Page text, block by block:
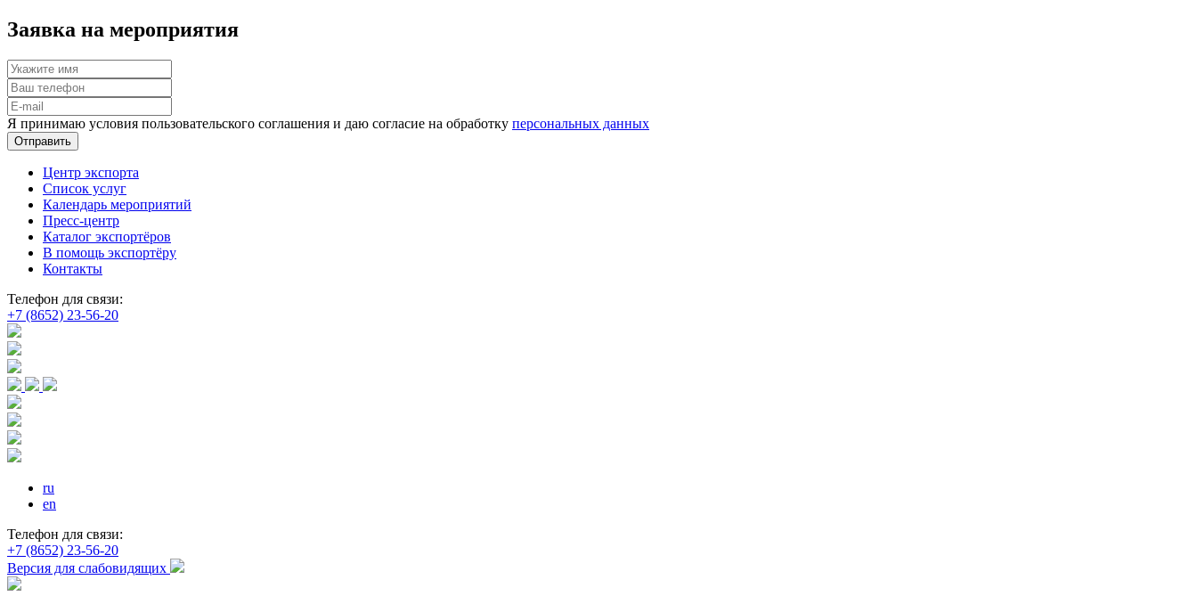
Заявка на мероприятия
Я принимаю условия пользовательского соглашения и даю согласие на обработку персональных данных
Отправить
Центр экспорта
Список услуг
Календарь мероприятий
Пресс-центр
Каталог экспортёров
В помощь экспортёру
Контакты
Телефон для связи:
+7 (8652) 23-56-20
ru
en
Телефон для связи:
+7 (8652) 23-56-20
Версия для слабовидящих